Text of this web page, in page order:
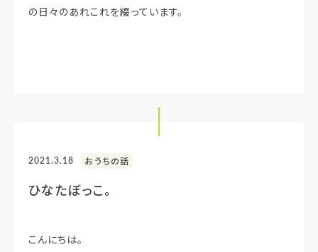
の日々のあれこれを綴っています。
2021.3.18 おうちの話
ひなたぼっこ。
こんにちは。